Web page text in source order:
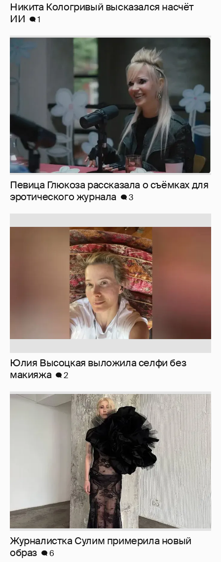
Никита Кологривый высказался насчёт
ИИ
1
Певица Глюкоза рассказала о съёмках для
эротического журнала
3
Юлия Высоцкая выложила селфи без
макияжа
2
Журналистка Сулим примерила новый
образ
6